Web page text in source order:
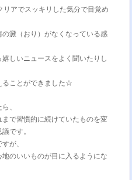
アでスッキリした気分で目覚め
澱（おり）がなくなっている感
しいニュースをよく聞いたりし
ることができました☆
、
で習慣的に続けていたものを変
です。
が、
のいいものが目に入るようにな